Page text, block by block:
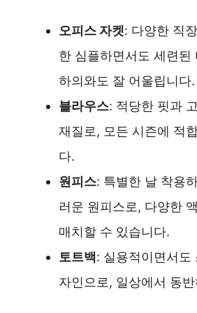
오피스 자켓: 다양한 직
한 심플하면서도 세련된
하의와도 잘 어울립니다.
블라우스: 적당한 핏과
재질로, 모든 시즌에 적
다.
원피스: 특별한 날 착용
러운 원피스로, 다양한
매치할 수 있습니다.
토트백: 실용적이면서도
자인으로, 일상에서 동